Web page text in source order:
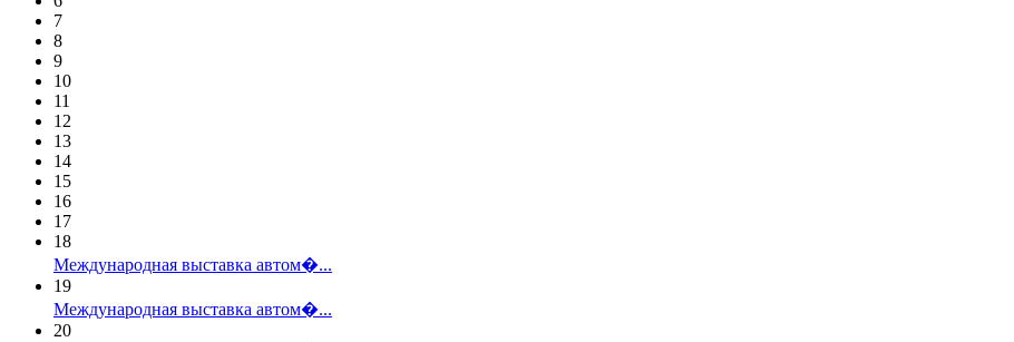
7
8
9
10
11
12
13
14
15
16
17
18
Международная выставка автом�...
19
Международная выставка автом�...
20